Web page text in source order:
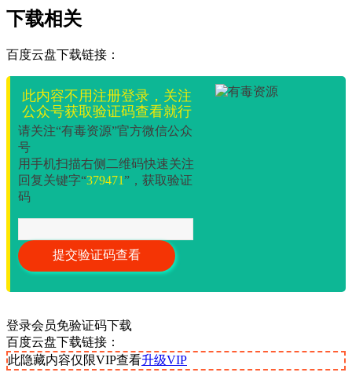
下载相关
百度云盘下载链接：
此内容不用注册登录，关注
公众号获取验证码查看就行
请关注“有毒资源”官方微信公众
号
用手机扫描右侧二维码快速关注
回复关键字“379471”，获取验证
码
登录会员免验证码下载
百度云盘下载链接：
此隐藏内容仅限VIP查看升级VIP